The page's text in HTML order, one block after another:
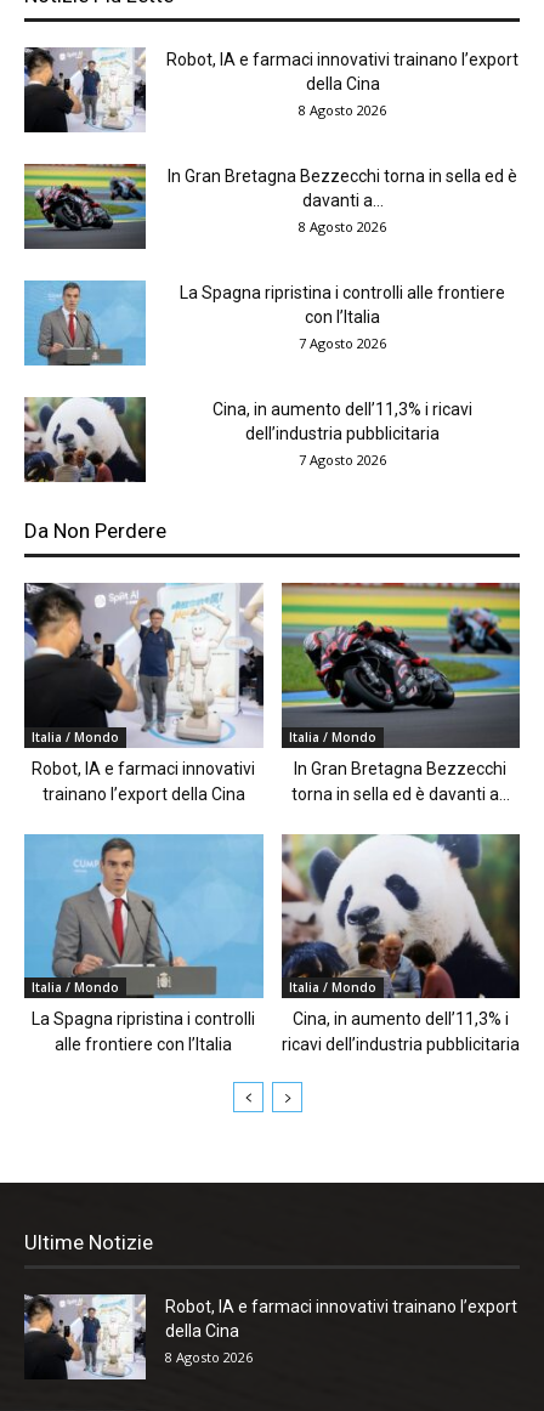
Robot, IA e farmaci innovativi trainano l’export
della Cina
8 Agosto 2026
In Gran Bretagna Bezzecchi torna in sella ed è
davanti a...
8 Agosto 2026
La Spagna ripristina i controlli alle frontiere
con l’Italia
7 Agosto 2026
Cina, in aumento dell’11,3% i ricavi
dell’industria pubblicitaria
7 Agosto 2026
Da Non Perdere
Italia / Mondo
Robot, IA e farmaci innovativi
trainano l’export della Cina
Italia / Mondo
In Gran Bretagna Bezzecchi
torna in sella ed è davanti a...
Italia / Mondo
La Spagna ripristina i controlli
alle frontiere con l’Italia
Italia / Mondo
Cina, in aumento dell’11,3% i
ricavi dell’industria pubblicitaria
Ultime Notizie
Robot, IA e farmaci innovativi trainano l’export
della Cina
8 Agosto 2026